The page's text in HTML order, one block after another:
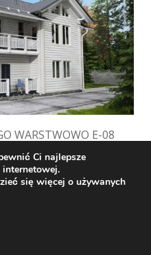
WARSTWOWO E-08
Ci najlepsze
się więcej o używanych